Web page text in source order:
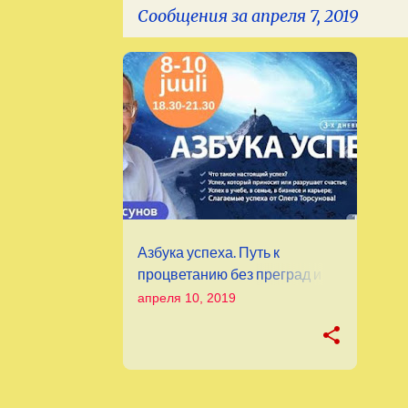
Сообщения за апреля 7, 2019
С
о
о
б
щ
е
Азбука успеха. Путь к
процветанию без преград и
сомнений
апреля 10, 2019